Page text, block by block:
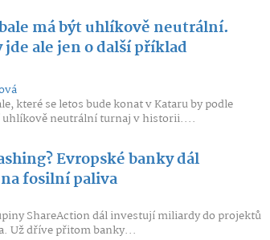
má být uhlíkově neutrální.
ale jen o další příklad
které se letos bude konat v Kataru by podle
uhlíkově neutrální turnaj v historii....
Evropské banky dál
fosilní paliva
ShareAction dál investují miliardy do projektů
Už dříve přitom banky...